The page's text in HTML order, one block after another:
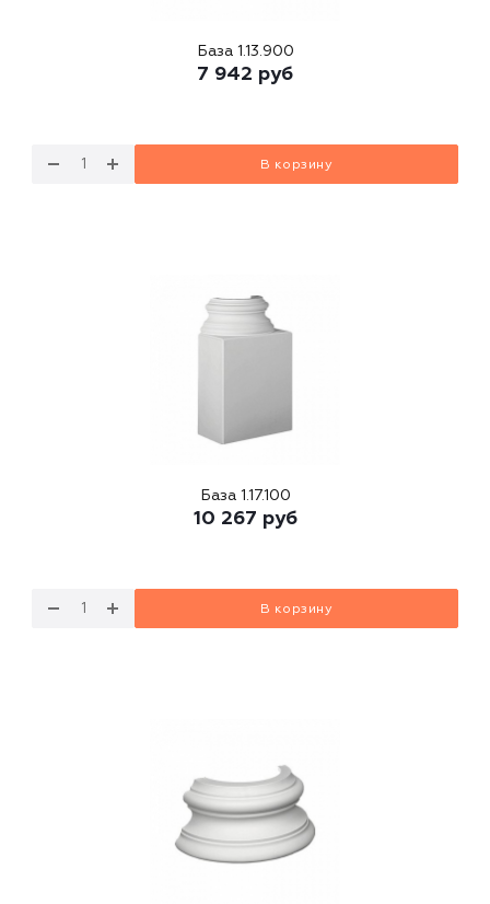
База 1.13.900
7 942 руб
В корзину
База 1.17.100
10 267 руб
В корзину